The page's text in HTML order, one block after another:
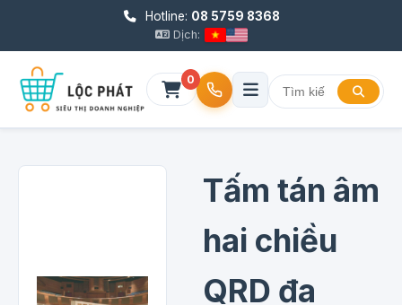
Hotline: 08 5759 8368
Dịch:
0
Tấm tán âm
hai chiều
QRD đa